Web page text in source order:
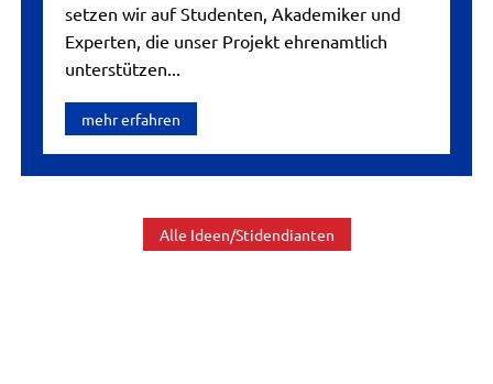
setzen wir auf Studenten, Akademiker und
Experten, die unser Projekt ehrenamtlich
unterstützen...
mehr erfahren
Alle Ideen/Stidendianten